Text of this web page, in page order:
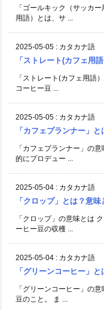
「ゴールキック（サッカ
用語）とは、サ ...
2025-05-05 : カタカナ語
「ストレート(カフェ用
「ストレート(カフェ用語
コーヒー豆 ...
2025-05-05 : カタカナ語
「カフェプランナー」
「カフェプランナー」の
的にプロデュー ...
2025-05-04 : カタカナ語
「クロップ」とは？意
「クロップ」の意味とは
ーヒー豆の収穫 ...
2025-05-04 : カタカナ語
「グリーンコーヒー」
「グリーンコーヒー」の
豆のこと。 ま ...